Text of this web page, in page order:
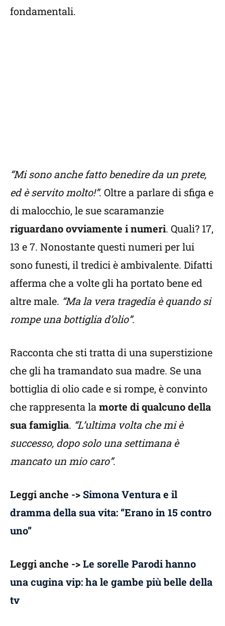
fondamentali.
“Mi sono anche fatto benedire da un prete,
ed è servito molto!”. Oltre a parlare di sfiga e
di malocchio, le sue scaramanzie
riguardano ovviamente i numeri. Quali? 17,
13 e 7. Nonostante questi numeri per lui
sono funesti, il tredici è ambivalente. Difatti
afferma che a volte gli ha portato bene ed
altre male. “Ma la vera tragedia è quando si
rompe una bottiglia d’olio”.
Racconta che sti tratta di una superstizione
che gli ha tramandato sua madre. Se una
bottiglia di olio cade e si rompe, è convinto
che rappresenta la morte di qualcuno della
sua famiglia. “L’ultima volta che mi è
successo, dopo solo una settimana è
mancato un mio caro”.
Leggi anche -> Simona Ventura e il
dramma della sua vita: “Erano in 15 contro
uno”
Leggi anche ->Le sorelle Parodi hanno
una cugina vip: ha le gambe più belle della
tv